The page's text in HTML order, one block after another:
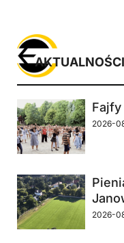
2026-
2026-
AKTUALNOŚCI